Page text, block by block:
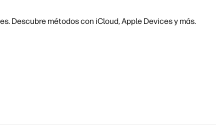
Descubre métodos con iCloud, Apple Devices y más.